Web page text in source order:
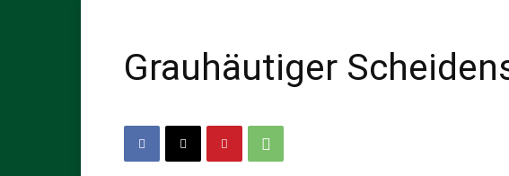
Grauhäutiger